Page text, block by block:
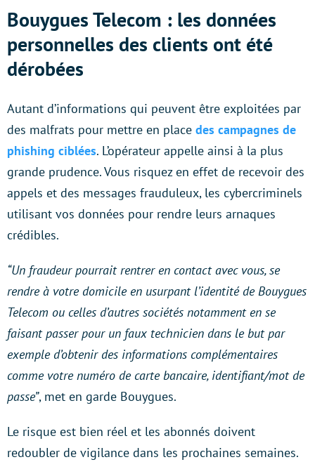
Bouygues Telecom : les données
personnelles des clients ont été
dérobées
Autant d’informations qui peuvent être exploitées par
des malfrats pour mettre en place des campagnes de
phishing ciblées. L’opérateur appelle ainsi à la plus
grande prudence. Vous risquez en effet de recevoir des
appels et des messages frauduleux, les cybercriminels
utilisant vos données pour rendre leurs arnaques
crédibles.
“Un fraudeur pourrait rentrer en contact avec vous, se
rendre à votre domicile en usurpant l’identité de Bouygues
Telecom ou celles d’autres sociétés notamment en se
faisant passer pour un faux technicien dans le but par
exemple d’obtenir des informations complémentaires
comme votre numéro de carte bancaire, identifiant/mot de
passe”, met en garde Bouygues.
Le risque est bien réel et les abonnés doivent
redoubler de vigilance dans les prochaines semaines.